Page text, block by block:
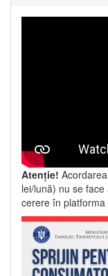
Atenție!
lei/lună) nu se
cerere în